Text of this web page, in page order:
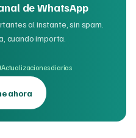
de WhatsApp
al instante, sin spam.
cuando importa.
Actualizaciones diarias
ahora